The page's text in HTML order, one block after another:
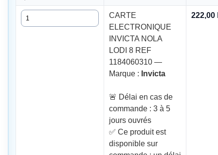
Quantité
CARTE
ELECTRONIQUE
INVICTA NOLA
LODI 8 REF
1184060310 —
Marque : Invicta
🚨 Délai en cas de
commande : 3 à 5
jours ouvrés
✅ Ce produit est
disponible sur
222,00